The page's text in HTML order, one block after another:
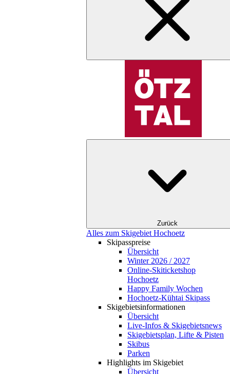
Zurück
Alles zum Skigebiet Hochoetz
Skipasspreise
Übersicht
Winter 2026 / 2027
Online-Skiticketshop
Hochoetz
Happy Family Wochen
Hochoetz-Kühtai Skipass
Skigebietsinformationen
Übersicht
Live-Infos & Skigebietsnews
Skigebietsplan, Lifte & Pisten
Skibus
Parken
Highlights im Skigebiet
Übersicht